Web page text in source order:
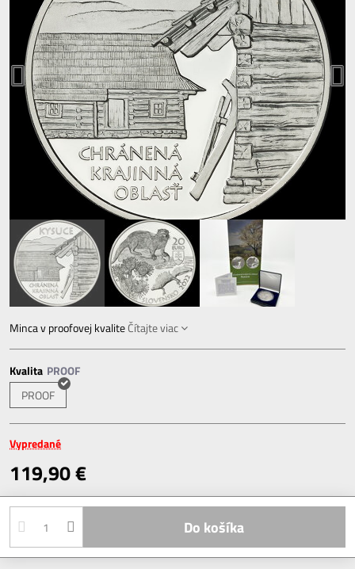
Minca v proofovej kvaliteČítajte viac
Kvalita
PROOF
Vypredané
119,90 €
Do košíka